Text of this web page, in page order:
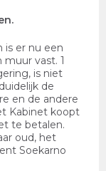
is er nu een
muur vast. 1
is niet
de
en de andere
Kabinet koopt
te betalen.
oud, het
Soekarno